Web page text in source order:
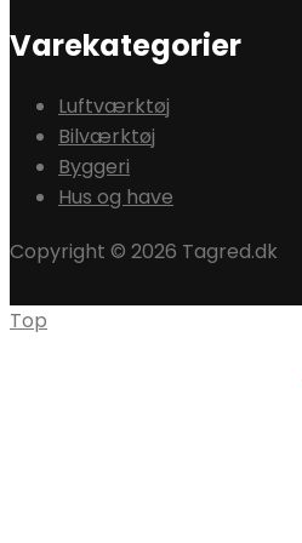
Varekategorier
Luftværktøj
Bilværktøj
Byggeri
Hus og have
Copyright © 2026 Tagred.dk
Top